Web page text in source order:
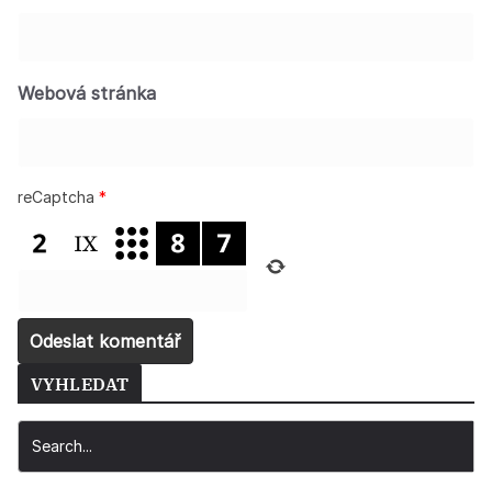
Webová stránka
reCaptcha *
VYHLEDAT